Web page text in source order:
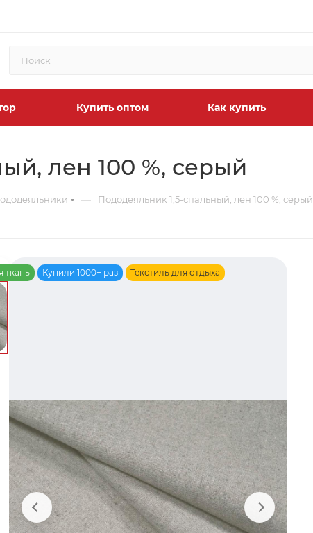
Купить оптом Как купить
лен 100 %, серый
— Пододеяльник 1,5-спальный, лен 100 %, серый
ткань Купили 1000+ раз Текстиль для отдыха